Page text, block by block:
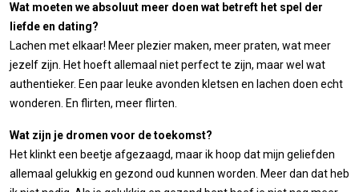
Wat moeten we absoluut meer doen wat betreft het spel der
liefde en dating?
Lachen met elkaar! Meer plezier maken, meer praten, wat meer
jezelf zijn. Het hoeft allemaal niet perfect te zijn, maar wel wat
authentieker. Een paar leuke avonden kletsen en lachen doen echt
wonderen. En flirten, meer flirten.
Wat zijn je dromen voor de toekomst?
Het klinkt een beetje afgezaagd, maar ik hoop dat mijn geliefden
allemaal gelukkig en gezond oud kunnen worden. Meer dan dat heb